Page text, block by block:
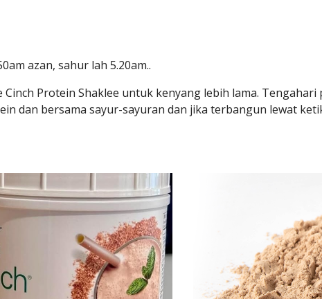
azan, sahur lah 5.20am..
Cinch Protein Shaklee untuk kenyang lebih lama.
dan bersama sayur-sayuran dan jika terbangun lewat